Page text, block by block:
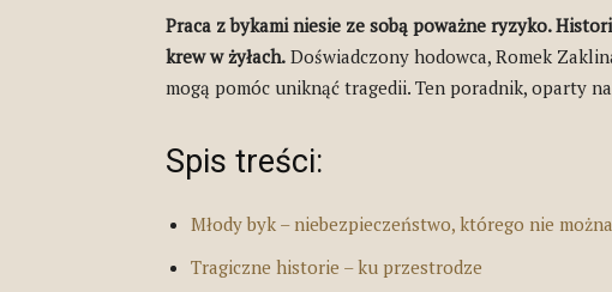
Praca z bykami niesie ze sobą poważne ryzyko.
krew w żyłach. Doświadczony hodowca, Romek
mogą pomóc uniknąć tragedii. Ten poradnik, oparty
Spis treści:
Młody byk – niebezpieczeństwo, którego nie
Tragiczne historie – ku przestrodze